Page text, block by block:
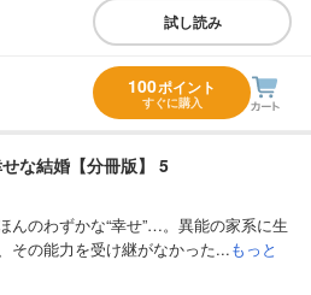
試し読み
100ポイント
すぐに購入
な結婚【分冊版】 5
んのわずかな“幸せ”…。異能の家系に生
その能力を受け継がなかった...もっと